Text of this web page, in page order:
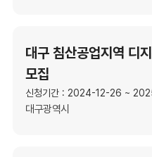
대구 침산공업지역 디
모집
신청기간 : 2024-12-26 ~
대구광역시